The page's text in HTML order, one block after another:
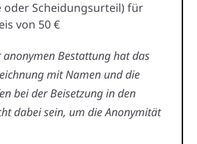
oder Scheidungsurteil) für
von 50 €
anonymen Bestattung hat das
mit Namen und die
bei der Beisetzung in den
dabei sein, um die Anonymität